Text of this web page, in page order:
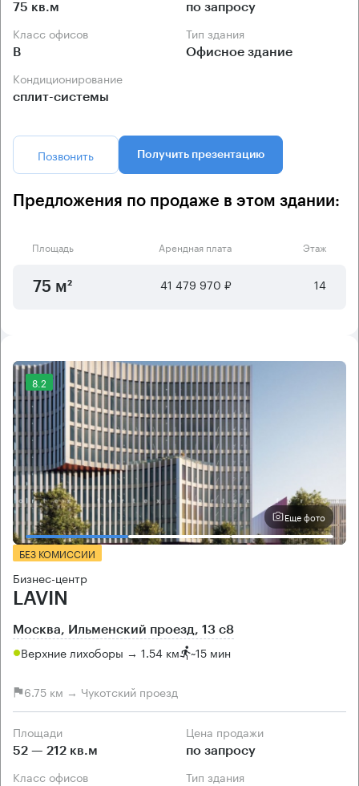
75 кв.м по запросу
Класс офисов
B
Тип здания
Офисное здание
Кондиционирование
сплит-системы
Позвонить Получить презентацию
Предложения по продаже в этом здании:
Площадь Арендная плата Этаж
75 м² 41 479 970 ₽ 14
8.2
Еще фото
БЕЗ КОМИССИИ
Бизнес-центр
LAVIN
Москва, Ильменский проезд, 13 с8
Верхние лихоборы → 1.54 км ~15 мин
6.75 км → Чукотский проезд
Площади
52 — 212 кв.м
Цена продажи
по запросу
Класс офисов Тип здания